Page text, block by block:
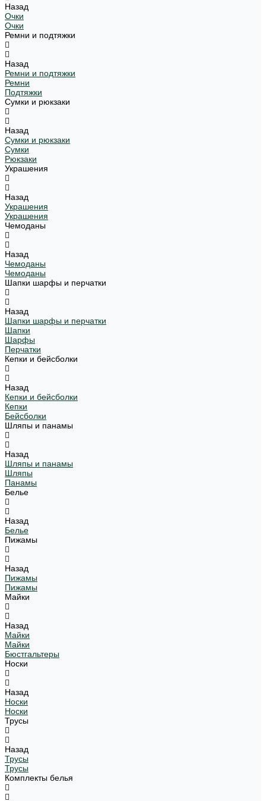
Назад
Очки
Очки
Ремни и подтяжки
Назад
Ремни и подтяжки
Ремни
Подтяжки
Сумки и рюкзаки
Назад
Сумки и рюкзаки
Сумки
Рюкзаки
Украшения
Назад
Украшения
Украшения
Чемоданы
Назад
Чемоданы
Чемоданы
Шапки шарфы и перчатки
Назад
Шапки шарфы и перчатки
Шапки
Шарфы
Перчатки
Кепки и бейсболки
Назад
Кепки и бейсболки
Кепки
Бейсболки
Шляпы и панамы
Назад
Шляпы и панамы
Шляпы
Панамы
Белье
Назад
Белье
Пижамы
Назад
Пижамы
Пижамы
Майки
Назад
Майки
Майки
Бюстгальтеры
Носки
Назад
Носки
Носки
Трусы
Назад
Трусы
Трусы
Комплекты белья